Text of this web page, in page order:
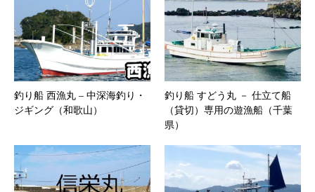
釣り船 西漁丸 – 中深海釣り・
ジギング（和歌山）
釣り船 すどう丸 － 仕立て船
（貸切）専用の遊漁船（千葉
県）